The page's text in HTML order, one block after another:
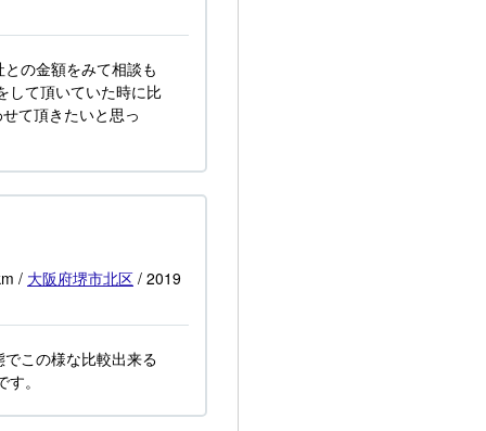
の金額をみて相談も
して頂いていた時に比
て頂きたいと思っ
/ 大阪府堺市北区 / 2019
この様な比較出来る
。